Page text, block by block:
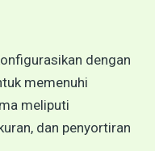
dengan
memenuhi
meliputi
dan penyortiran